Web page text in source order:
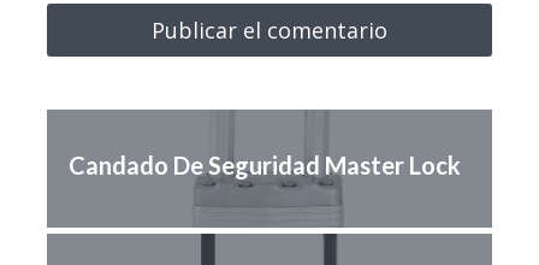
Candado De Seguridad Master Lock